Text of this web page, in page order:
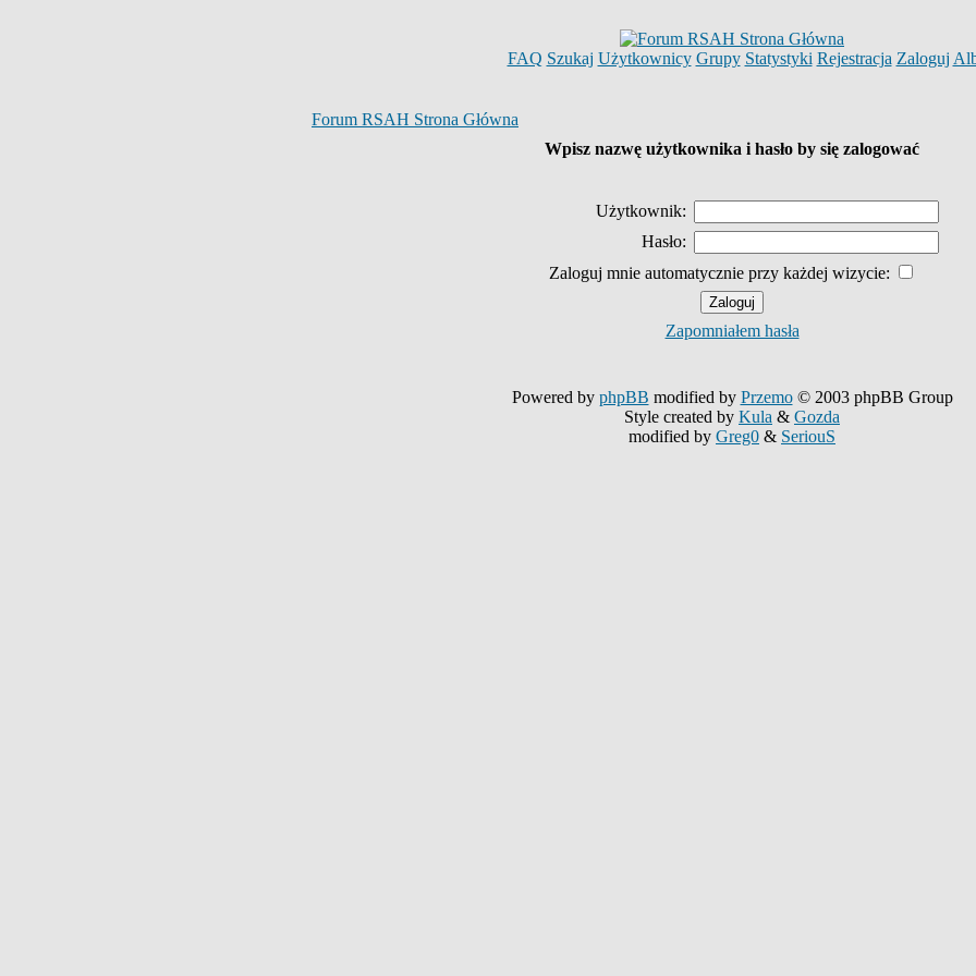
FAQ Szukaj Użytkownicy Grupy Statystyki Rejestracja Zaloguj
Forum RSAH Strona Główna
Wpisz nazwę użytkownika i hasło by się zalogować
Użytkownik:
Hasło:
Zaloguj mnie automatycznie przy każdej wizycie:
Zapomniałem hasła
Powered by phpBB modified by Przemo© 2003 phpBB Group
Style created by Kula & Gozda
modified by Greg0 & SeriouS